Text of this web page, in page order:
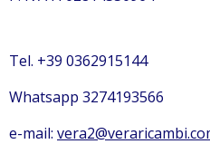
Tel. +39 0362915144
Whatsapp 3274193566
e-mail: